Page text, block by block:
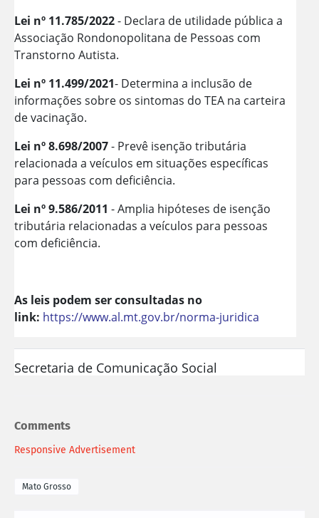
Lei nº 11.785/2022- Declara de utilidade pública a
Associação Rondonopolitana de Pessoas com
Transtorno Autista.
Lei nº 11.499/2021- Determina a inclusão de
informações sobre os sintomas do TEA na carteira
de vacinação.
Lei nº 8.698/2007- Prevê isenção tributária
relacionada a veículos em situações específicas
para pessoas com deficiência.
Lei nº 9.586/2011 - Amplia hipóteses de isenção
tributária relacionadas a veículos para pessoas
com deficiência.
As leis podem ser consultadas no
link: https://www.al.mt.gov.br/norma-juridica
Secretaria de Comunicação Social
Comments
Responsive Advertisement
Mato Grosso